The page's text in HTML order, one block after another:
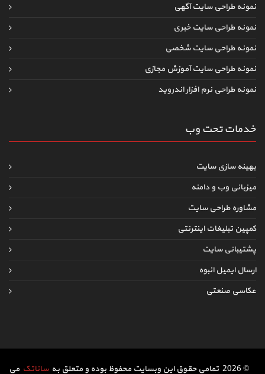
نمونه طراحی سایت آگهی
نمونه طراحی سایت خبری
نمونه طراحی سایت شخصی
نمونه طراحی سایت آموزش مجازی
نمونه طراحی نرم افزار اندروید
خدمات تحت وب
بهینه سازی سایت
میزبانی وب و دامنه
مشاوره طراحی سایت
کمپین تبلیغات اینترنتی
پشتیبانی سایت
ارسال ایمیل انبوه
عکاسی صنعتی
© 2026 تمامی حقوق این وبسایت محفوظ بوده و متعلق به ساناتک می